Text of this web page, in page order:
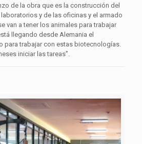
de la obra que es la construcción del
y de las oficinas y el armado
van a tener los animales para trabajar
llegando desde Alemania el
para trabajar con estas biotecnologías.
iniciar las tareas”.